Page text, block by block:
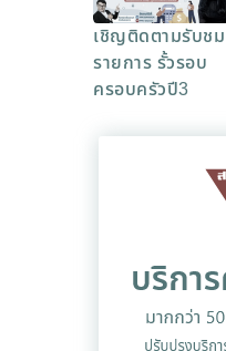
เชิญติดตามรับชม
รายการ รั้วรอบ
ครอบครัวปี3